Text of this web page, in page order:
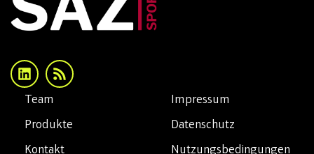
Impressum
Datenschutz
Nutzungsbedingungen
Team
Produkte
Kontakt